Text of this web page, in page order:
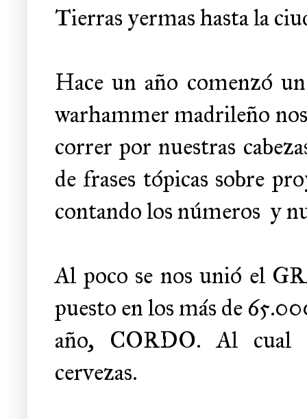
Tierras yermas hasta la
Hace un año comenzó
warhammer madrileño
correr por nuestras
de frases tópicas sobre
contando los números y
Al poco se nos unió el
puesto en los más de
año, CORDO. Al cual
cervezas.